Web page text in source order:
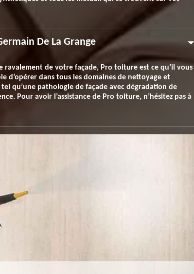
De La Grange
de votre façade, Pro toiture est ce qu’il vous
d’opérer dans tous les domaines de nettoyage et
qu’une pathologie de façade avec dégradation de
Pour avoir l’assistance de Pro toiture, n’hésitez pas à